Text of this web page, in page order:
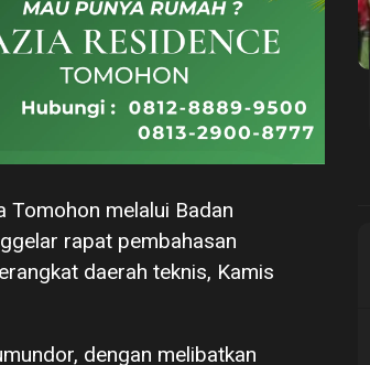
Tomohon melalui Badan
rapat pembahasan
daerah teknis, Kamis
dengan melibatkan